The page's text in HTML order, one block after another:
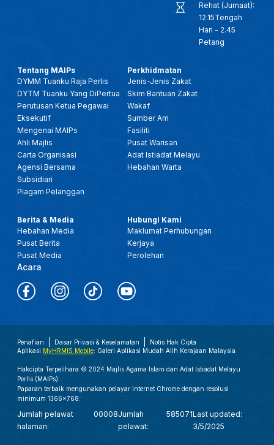
Rehat (Jumaat):
12.15Tengah
Hari - 2.45
Petang
Tentang MAIPs
DYMM Tuanku Raja Perlis
DYTM Tuanku Yang DiPertua
Perutusan Ketua Pegawai
Eksekutif
Mengenai MAIPs
Ahli Majlis
Carta Organisasi
Agensi Bersama
Subsidiari
Piagam Pelanggan
Perkhidmatan
Jenis-Jenis Zakat
Skim Bantuan Zakat
Wakaf
Sumber Am
Fasiliti
Pusat Warisan
Adat Istiadat Melayu
Hebahan Warta
Berita & Media
Hebahan Media
Pusat Berita
Pusat Media
Acara
Hubungi Kami
Maklumat Perhubungan
Kerjaya
Perolehan
Penafian Dasar Privasi & Keselamatan
Notis Hak Cipta
Aplikasi MyHRMIS Mobile: Galeri Aplikasi Mudah Alih Kerajaan Malaysia
Hakcipta Terpelihara © 2024 Majlis Agama Islam dan Adat Istiadat Melayu
Perlis (MAIPs).
Paparan terbaik mengunakan pelayar internet Chrome dengan resolusi
minimum 1366x768.
Jumlah pelawat
halaman:
00008Jumlah
pelawat:
585071Last updated:
3/5/2025